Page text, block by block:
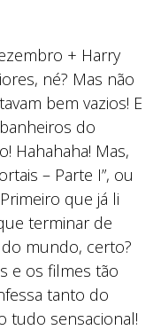
+ Harry
né? Mas não
bem vazios! E
do
Hahahaha! Mas,
– Parte I”, ou
que já li
terminar de
mundo, certo?
e os filmes tão
tanto do
tudo sensacional!